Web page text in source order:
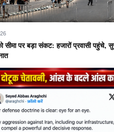
सीमा पर बड़ा संकट: हजारों प्रवासी पहुंचे,